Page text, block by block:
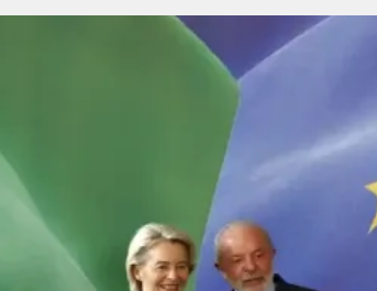
エンターテイメント
サッカー
PEOPLE